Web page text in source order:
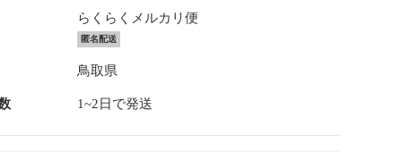
らくらくメルカリ便
匿名配送
鳥取県
1~2日で発送